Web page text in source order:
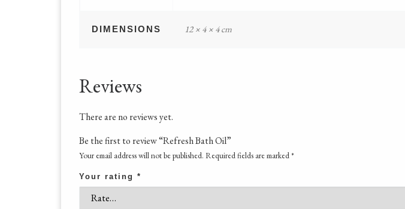
DIMENSIONS 12 × 4 × 4 cm
Reviews
There are no reviews yet.
Be the first to review “Refresh Bath Oil”
Your email address will not be published. Required fields are marked*
Your rating *